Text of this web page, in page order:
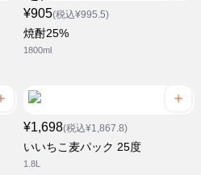
¥905(税込¥995.5)
焼酎25%
1800ml
¥1,698(税込¥1,867.8)
いいちこ麦パック 25度
1.8L